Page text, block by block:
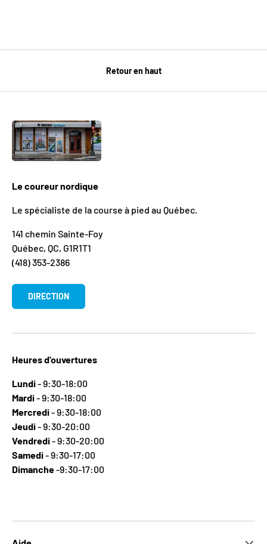
Retour en haut
Le coureur nordique
Le spécialiste de la course à pied au Québec.
141 chemin Sainte-Foy
Québec, QC, G1R1T1
(418) 353-2386
DIRECTION
Heures d'ouvertures
Lundi- 9:30-18:00
Mardi- 9:30-18:00
Mercredi- 9:30-18:00
Jeudi- 9:30-20:00
Vendredi- 9:30-20:00
Samedi- 9:30-17:00
Dimanche-9:30-17:00